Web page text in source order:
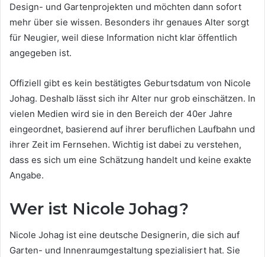
Design- und Gartenprojekten und möchten dann sofort
mehr über sie wissen. Besonders ihr genaues Alter sorgt
für Neugier, weil diese Information nicht klar öffentlich
angegeben ist.
Offiziell gibt es kein bestätigtes Geburtsdatum von Nicole
Johag. Deshalb lässt sich ihr Alter nur grob einschätzen. In
vielen Medien wird sie in den Bereich der 40er Jahre
eingeordnet, basierend auf ihrer beruflichen Laufbahn und
ihrer Zeit im Fernsehen. Wichtig ist dabei zu verstehen,
dass es sich um eine Schätzung handelt und keine exakte
Angabe.
Wer ist Nicole Johag?
Nicole Johag ist eine deutsche Designerin, die sich auf
Garten- und Innenraumgestaltung spezialisiert hat. Sie